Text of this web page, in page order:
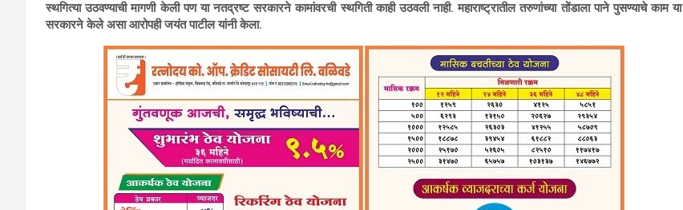
स्थगित्या उठवण्याची मागणी केली पण या नतद्रष्ट सरकारने कामांवरची स्थगिती काही उठवली नाही. महाराष्ट्रातील तरुणांच्या तोंडाला पाने पुसण्याचे काम या
सरकारने केले असा आरोपही जयंत पाटील यांनी केला.